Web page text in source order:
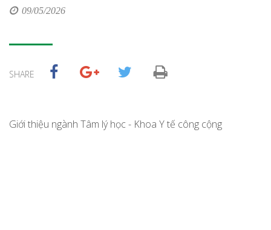
09/05/2026
SHARE
Giới thiệu ngành Tâm lý học - Khoa Y tế công cộng